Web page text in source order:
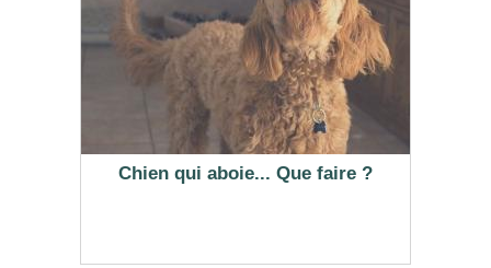
Chien qui aboie... Que faire ?